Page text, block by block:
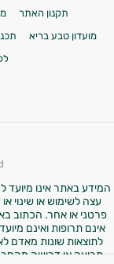
תקנון האתר
מועדון טבע בריא
המידע באתר אינו מיועד
עצה לשימוש או שינוי
פרטני או אחר. הכתוב
אינם תרופות ואינם
לתוצאות שונות מאדם
תביעה או דרישה